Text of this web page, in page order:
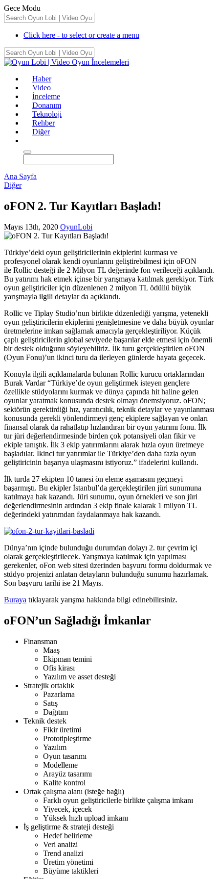
Gece Modu
Click here - to select or create a menu
Haber
Video
İnceleme
Donanım
Teknoloji
Rehber
Diğer
Ana Sayfa
Diğer
oFON 2. Tur Kayıtları Başladı!
Mayıs 13th, 2020 OyunLobi
Türkiye’deki oyun geliştiricilerinin ekiplerini kurması ve
profesyonel olarak kendi oyunlarını geliştirebilmesi için oFON
ile Rollic desteği ile 2 Milyon TL değerinde fon verileceği açıklandı.
Bu yatırımı hak etmek içinse bir yarışmaya katılmak gerekiyor. Türk
oyun geliştiriciler için düzenlenen 2 milyon TL ödüllü büyük
yarışmayla ilgili detaylar da açıklandı.
Rollic ve Tiplay Studio’nun birlikte düzenlediği yarışma, yetenekli
oyun geliştiricilerin ekiplerini genişletmesine ve daha büyük oyunlar
üretmelerine imkan sağlamak amacıyla gerçekleştiriliyor. Küçük
çaplı geliştiricilerin global seviyede başarılar elde etmesi için önemli
bir destek olduğunu söyleyebiliriz. İlk turu gerçekleştirilen oFON
(Oyun Fonu)’un ikinci turu da ilerleyen günlerde hayata geçecek.
Konuyla ilgili açıklamalarda bulunan Rollic kurucu ortaklarından
Burak Vardar “Türkiye’de oyun geliştirmek isteyen gençlere
özellikle stüdyolarını kurmak ve dünya çapında hit haline gelen
oyunlar yaratmak konusunda destek olmayı önemsiyoruz. oFON;
sektörün gerektirdiği hız, yaratıcılık, teknik detaylar ve yayınlanması
konusunda gerekli yönlendirmeyi genç ekiplere sağlayan ve onları
finansal olarak da rahatlatıp hızlandıran bir oyun yatırımı fonu. İlk
tur jüri değerlendirmesinde birden çok potansiyeli olan fikir ve
ekiple tanıştık. İlk 3 ekip yatırımlarını alarak hızla oyun üretmeye
başladılar. İkinci tur yatırımlar ile Türkiye’den daha fazla oyun
geliştiricinin başarıya ulaşmasını istiyoruz.” ifadelerini kullandı.
İlk turda 27 ekipten 10 tanesi ön eleme aşamasını geçmeyi
başarmıştı. Bu ekipler İstanbul’da gerçekleştirilen jüri sunumuna
katılmaya hak kazandı. Jüri sunumu, oyun örnekleri ve son jüri
değerlendirmesinin ardından 3 ekip finale kalarak 1 milyon TL
değerindeki yatırımdan faydalanmaya hak kazandı.
Dünya’nın içinde bulunduğu durumdan dolayı 2. tur çevrim içi
olarak gerçekleştirilecek. Yarışmaya katılmak için yapılması
gerekenler, oFon web sitesi üzerinden başvuru formu doldurmak ve
stüdyo projenizi anlatan detayların bulunduğu sunumu hazırlamak.
Son başvuru tarihi ise 21 Mayıs.
Buraya tıklayarak yarışma hakkında bilgi edinebilirsiniz.
oFON’un Sağladığı İmkanlar
Finansman
Maaş
Ekipman temini
Ofis kirası
Yazılım ve asset desteği
Stratejik ortaklık
Pazarlama
Satış
Dağıtım
Teknik destek
Fikir üretimi
Prototipleştirme
Yazılım
Oyun tasarımı
Modelleme
Arayüz tasarımı
Kalite kontrol
Ortak çalışma alanı (isteğe bağlı)
Farklı oyun geliştiricilerle birlikte çalışma imkanı
Yiyecek, içecek
Yüksek hızlı upload imkanı
İş geliştirme & strateji desteği
Hedef belirleme
Veri analizi
Trend analizi
Üretim yönetimi
Büyüme taktikleri